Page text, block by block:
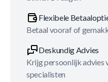
Flexibele
Betaal vooraf of
Deskundig Advies
Krijg persoonlijk advies
specialisten